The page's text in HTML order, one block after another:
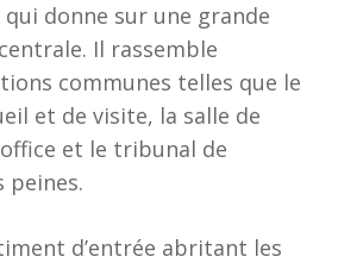
qui donne sur une grande
Il rassemble
communes telles que le
et de visite, la salle de
et le tribunal de
peines.
d’entrée abritant les